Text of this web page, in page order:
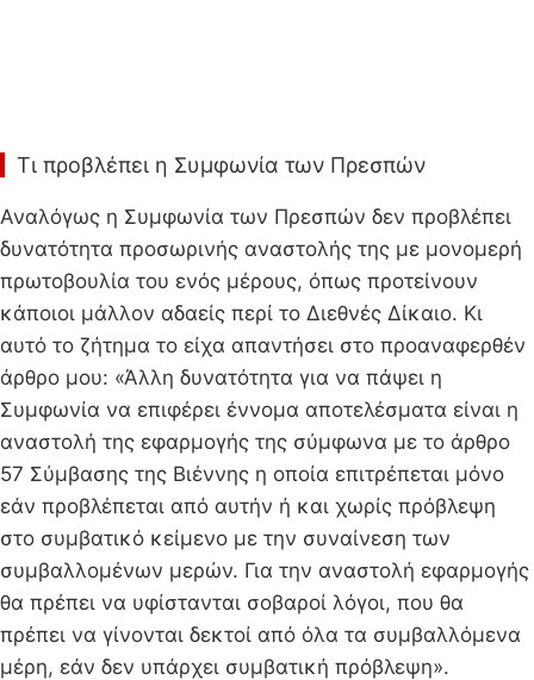
Τι προβλέπει η Συμφωνία των Πρεσπών
Αναλόγως η Συμφωνία των Πρεσπών δεν προβλέπει
δυνατότητα προσωρινής αναστολής της με μονομερή
πρωτοβουλία του ενός μέρους, όπως προτείνουν
κάποιοι μάλλον αδαείς περί το Διεθνές Δίκαιο. Κι
αυτό το ζήτημα το είχα απαντήσει στο προαναφερθέν
άρθρο μου: «Άλλη δυνατότητα για να πάψει η
Συμφωνία να επιφέρει έννομα αποτελέσματα είναι η
αναστολή της εφαρμογής της σύμφωνα με το άρθρο
57 Σύμβασης της Βιέννης η οποία επιτρέπεται μόνο
εάν προβλέπεται από αυτήν ή και χωρίς πρόβλεψη
στο συμβατικό κείμενο με την συναίνεση των
συμβαλλομένων μερών. Για την αναστολή εφαρμογής
θα πρέπει να υφίστανται σοβαροί λόγοι, που θα
πρέπει να γίνονται δεκτοί από όλα τα συμβαλλόμενα
μέρη, εάν δεν υπάρχει συμβατική πρόβλεψη».